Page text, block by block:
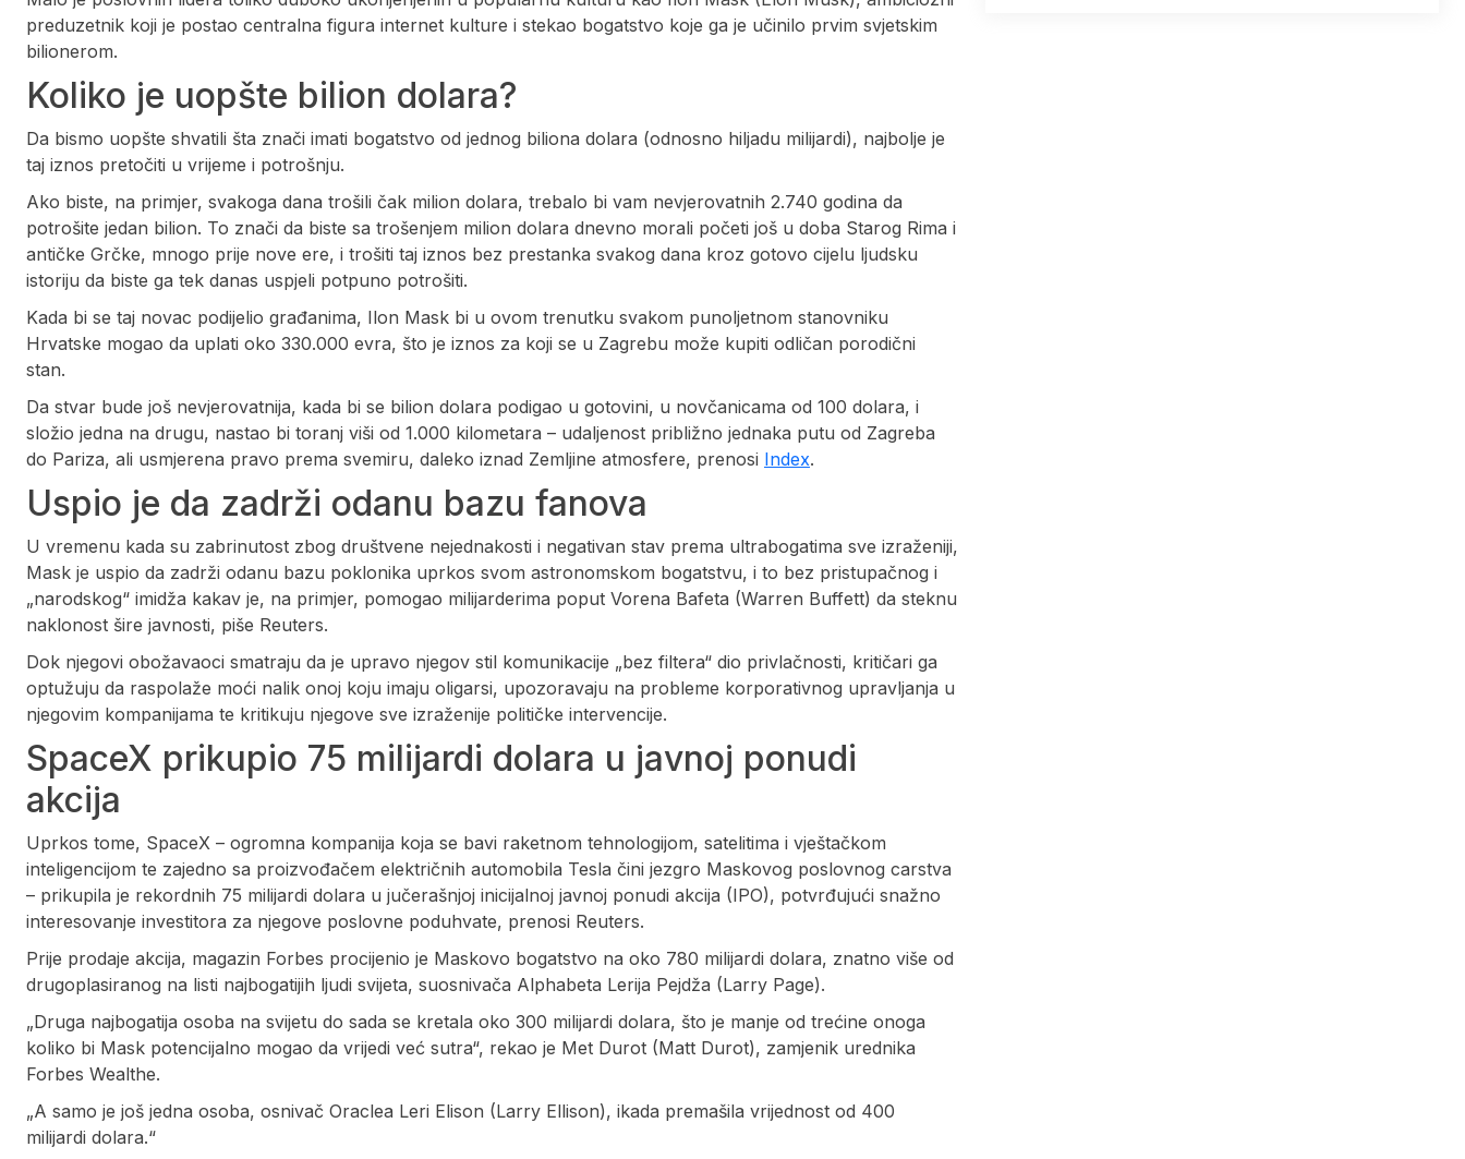
preduzetnik koji je postao centralna figura internet kulture i stekao bogatstvo koje ga je učinilo prvim svjetskim
bilionerom.
Koliko je uopšte bilion dolara?
Da bismo uopšte shvatili šta znači imati bogatstvo od jednog biliona dolara (odnosno hiljadu milijardi), najbolje je
taj iznos pretočiti u vrijeme i potrošnju.
Ako biste, na primjer, svakoga dana trošili čak milion dolara, trebalo bi vam nevjerovatnih 2.740 godina da
potrošite jedan bilion. To znači da biste sa trošenjem milion dolara dnevno morali početi još u doba Starog Rima i
antičke Grčke, mnogo prije nove ere, i trošiti taj iznos bez prestanka svakog dana kroz gotovo cijelu ljudsku
istoriju da biste ga tek danas uspjeli potpuno potrošiti.
Kada bi se taj novac podijelio građanima, Ilon Mask bi u ovom trenutku svakom punoljetnom stanovniku
Hrvatske mogao da uplati oko 330.000 evra, što je iznos za koji se u Zagrebu može kupiti odličan porodični
stan.
Da stvar bude još nevjerovatnija, kada bi se bilion dolara podigao u gotovini, u novčanicama od 100 dolara, i
složio jedna na drugu, nastao bi toranj viši od 1.000 kilometara – udaljenost približno jednaka putu od Zagreba
do Pariza, ali usmjerena pravo prema svemiru, daleko iznad Zemljine atmosfere, prenosi Index.
Uspio je da zadrži odanu bazu fanova
U vremenu kada su zabrinutost zbog društvene nejednakosti i negativan stav prema ultrabogatima sve izraženiji,
Mask je uspio da zadrži odanu bazu poklonika uprkos svom astronomskom bogatstvu, i to bez pristupačnog i
„narodskog“ imidža kakav je, na primjer, pomogao milijarderima poput Vorena Bafeta (Warren Buffett) da steknu
naklonost šire javnosti, piše Reuters.
Dok njegovi obožavaoci smatraju da je upravo njegov stil komunikacije „bez filtera“ dio privlačnosti, kritičari ga
optužuju da raspolaže moći nalik onoj koju imaju oligarsi, upozoravaju na probleme korporativnog upravljanja u
njegovim kompanijama te kritikuju njegove sve izraženije političke intervencije.
SpaceX prikupio 75 milijardi dolara u javnoj ponudi
akcija
Uprkos tome, SpaceX – ogromna kompanija koja se bavi raketnom tehnologijom, satelitima i vještačkom
inteligencijom te zajedno sa proizvođačem električnih automobila Tesla čini jezgro Maskovog poslovnog carstva
– prikupila je rekordnih 75 milijardi dolara u jučerašnjoj inicijalnoj javnoj ponudi akcija (IPO), potvrđujući snažno
interesovanje investitora za njegove poslovne poduhvate, prenosi Reuters.
Prije prodaje akcija, magazin Forbes procijenio je Maskovo bogatstvo na oko 780 milijardi dolara, znatno više od
drugoplasiranog na listi najbogatijih ljudi svijeta, suosnivača Alphabeta Lerija Pejdža (Larry Page).
„Druga najbogatija osoba na svijetu do sada se kretala oko 300 milijardi dolara, što je manje od trećine onoga
koliko bi Mask potencijalno mogao da vrijedi već sutra“, rekao je Met Durot (Matt Durot), zamjenik urednika
Forbes Wealthe.
„A samo je još jedna osoba, osnivač Oraclea Leri Elison (Larry Ellison), ikada premašila vrijednost od 400
milijardi dolara.“